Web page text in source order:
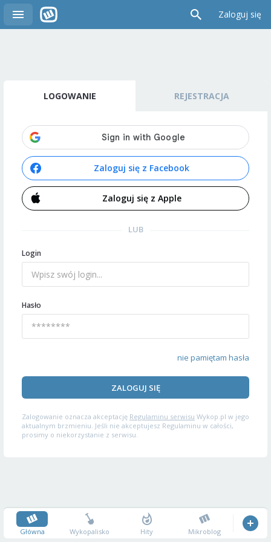
Zaloguj się
LOGOWANIE REJESTRACJA
Zaloguj się z Facebook
Zaloguj się z Apple
LUB
Login
Hasło
nie pamiętam hasła
ZALOGUJ SIĘ
Zalogowanie oznacza akceptację Regulaminu serwisu Wykop.pl w jego
aktualnym brzmieniu. Jeśli nie akceptujesz Regulaminu w całości,
prosimy o niekorzystanie z serwisu.
Główna Wykopalisko Hity Mikroblog